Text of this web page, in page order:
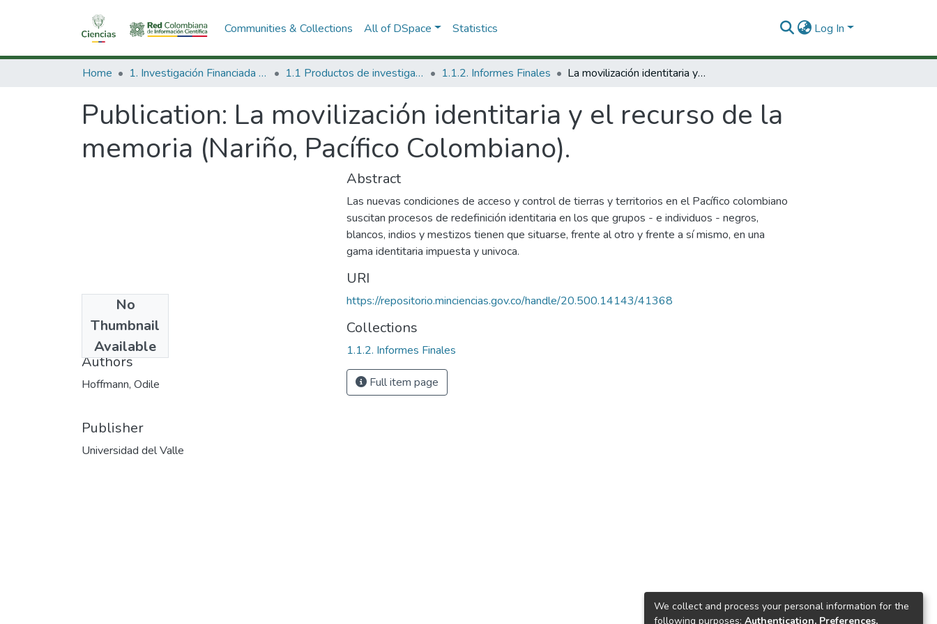
Communities & Collections All of DSpace Statistics Log In
Home 1. Investigación Financiada con Recursos Públicos 1.1 Productos de investigación 1.1.2. Informes Finales La movilización identitaria y el recurso de la memoria (Nariño, Pacífico Colombiano).
Publication: La movilización identitaria y el recurso de la
memoria (Nariño, Pacífico Colombiano).
No
Thumbnail
Available
1999-06
Authors
Hoffmann, Odile
Publisher
Universidad del Valle
Abstract
Las nuevas condiciones de acceso y control de tierras y territorios en el Pacífico colombiano
suscitan procesos de redefinición identitaria en los que grupos - e individuos - negros,
blancos, indios y mestizos tienen que situarse, frente al otro y frente a sí mismo, en una
gama identitaria impuesta y univoca.
URI
https://repositorio.minciencias.gov.co/handle/20.500.14143/41368
Collections
1.1.2. Informes Finales
Full item page
We collect and process your personal information for the
following purposes: Authentication, Preferences,